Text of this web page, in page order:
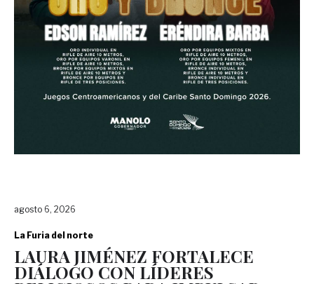
agosto 6, 2026
La Furia del norte
LAURA JIMÉNEZ FORTALECE
DIÁLOGO CON LÍDERES